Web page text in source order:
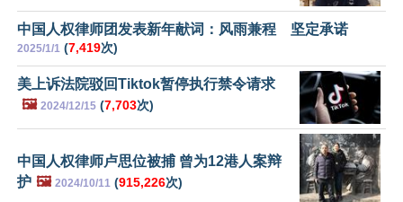
中国人权律师团发表新年献词：风雨兼程 坚定承诺
2025/1/1 (7,419次)
美上诉法院驳回Tiktok暂停执行禁令请求
🖼️ 2024/12/15 (7,703次)
中国人权律师卢思位被捕 曾为12港人案辩
护 🖼️ 2024/10/11 (915,226次)